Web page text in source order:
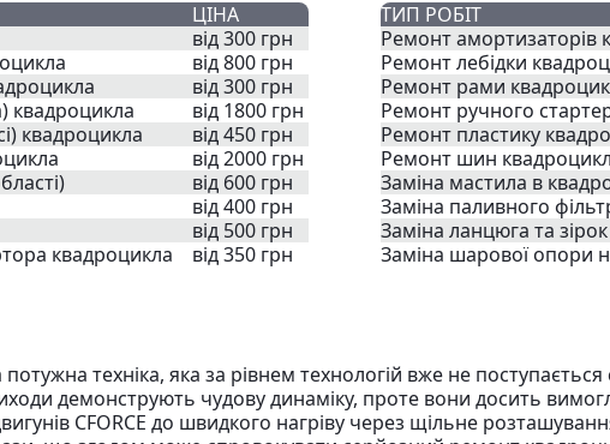
ЦІНА
від 300 грн
від 800 грн
від 300 грн
квадроцикла
від 1800 грн
квадроцикла
від 450 грн
від 2000 грн
від 600 грн
від 400 грн
від 500 грн
квадроцикла
від 350 грн
ТИП РОБІТ
Ремонт амортизаторів
Ремонт лебідки
Ремонт рами
Ремонт ручного
Ремонт пластику
Ремонт шин
Заміна мастила в
Заміна паливного
Заміна ланцюга та
Заміна шарової опори
техніка, яка за рівнем технологій вже не
демонструють чудову динаміку, проте вони досить
CFORCE до швидкого нагріву через щільне